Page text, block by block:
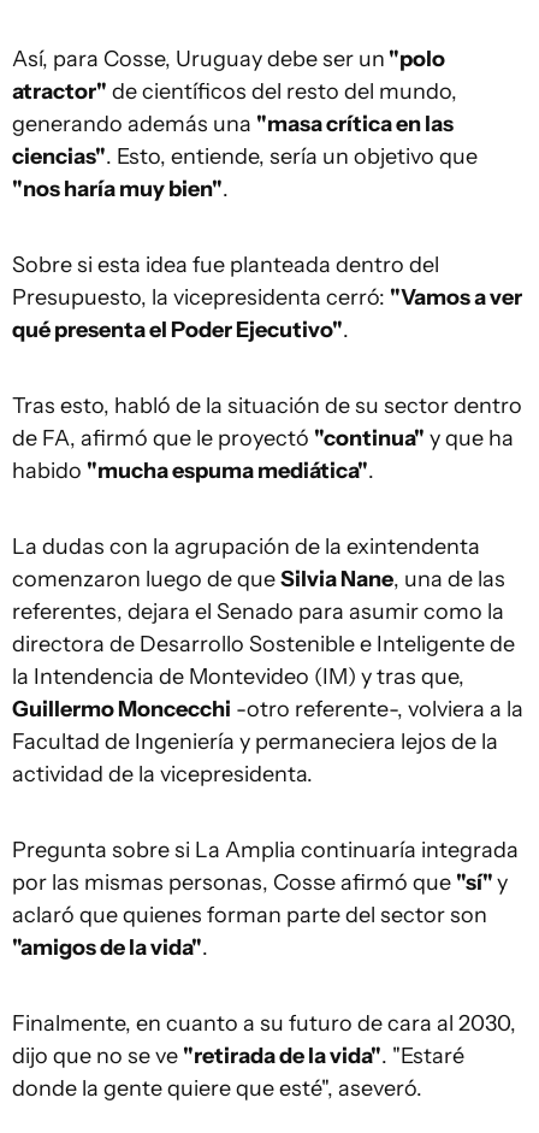
Así, para Cosse, Uruguay debe ser un "polo
atractor" de científicos del resto del mundo,
generando además una "masa crítica en las
ciencias". Esto, entiende, sería un objetivo que
"nos haría muy bien".
Sobre si esta idea fue planteada dentro del
Presupuesto, la vicepresidenta cerró: "Vamos a ver
qué presenta el Poder Ejecutivo".
Tras esto, habló de la situación de su sector dentro
de FA, afirmó que le proyectó "continua" y que ha
habido "mucha espuma mediática".
La dudas con la agrupación de la exintendenta
comenzaron luego de queSilvia Nane, una de las
referentes, dejara el Senado para asumir como la
directora de Desarrollo Sostenible e Inteligente de
la Intendencia de Montevideo (IM) y tras que,
Guillermo Moncecchi -otro referente-, volviera a la
Facultad de Ingeniería y permaneciera lejos de la
actividad de la vicepresidenta.
Pregunta sobre si La Amplia continuaría integrada
por las mismas personas, Cosse afirmó que "sí"y
aclaró que quienes forman parte del sector son
"amigos de la vida".
Finalmente, en cuanto a su futuro de cara al 2030,
dijo que no se ve "retirada de la vida". "Estaré
donde la gente quiere que esté", aseveró.